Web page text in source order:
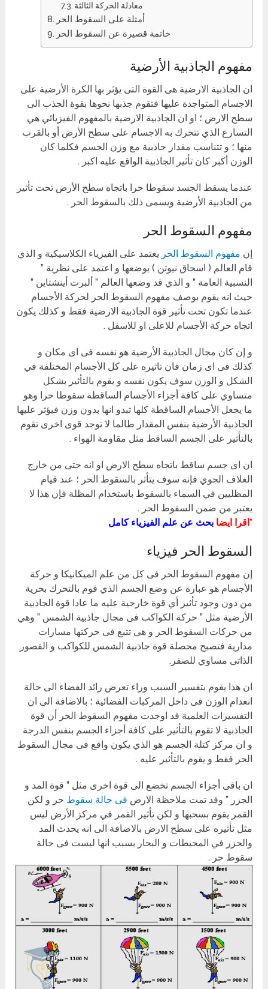
معادلة الحركة الثالثة
أمثلة على السقوط الحر
خاتمة قصيرة عن السقوط الحر
مفهوم الجاذبية الأرضية
ان الجاذبية الارضية هى القوة التى يؤثر بها الكرة الأرضية على
الاجسام المتواجدة عليها فتقوم جذبها نحوها بقوة الجذب الى
سطح الارض ؛ او ان الجاذبية الارضية بالمفهوم الفيزيائي هي
التسارع الذي تتحرك به الاجسام على سطح الأرض أو بالقرب
منها ؛ و تتناسب مقدار جاذبية مع وزن الجسم فكلما كان
الوزن أكبر كان تأثير الجاذبية الواقع عليه اكبر .
عندما يسقط الجسد سقوطا حرا باتجاه سطح الأرض تحت تأثير
من الجاذبية الأرضية ويسمى ذلك بالسقوط الحر .
مفهوم السقوط الحر
إن مفهوم السقوط الحر يعتمد على الفيزياء الكلاسيكية و الذي
قام العالم ( اسحاق نيوتن ) بوضعها و اعتمد على نظرية ”
النسبية العامة ” و الذي قد وضعها العالم ” ألبرت أينشتاين ”
حيث انه يقوم بوصف مفهوم السقوط الحر لحركة الأجسام
عندما تكون تحت تأثير قوة الجاذبية الارضية فقط و كذلك يكون
اتجاه حركة الأجسام للاعلى او للاسفل .
و إن كان مجال الجاذبية الأرضية هو نفسه فى اى مكان و
كذلك فى اى زمان فان تاثيره على كل الأجسام المختلفة في
الشكل و الوزن سوف يكون نفسه و يقوم بالتأثير بشكل
متساوي على كافة أجزاء الأجسام الساقطة سقوطا حرا وهو
ما يجعل الأجسام الساقطة كلها تبدو انها بدون وزن فيؤثر عليها
الجاذبية الأرضية بنفس المقدار طالما لا توجد قوى اخرى تقوم
بالتأثير على الجسم الساقط مثل مقاومة الهواء .
ان اى جسم ساقط باتجاه سطح الارض او انه حتى من خارج
الغلاف الجوي فإنه سوف يتأثر بالسقوط الحر ؛ عند قيام
المظليين في السماء بالسقوط باستخدام المظلة فإن هذا لا
يعتبر من ضمن السقوط الحر .
*اقرا ايضا بحث عن علم الفيزياء كامل
السقوط الحر فيزياء
إن مفهوم السقوط الحر فى كل من علم الميكانيكا و حركة
الأجسام هو عبارة عن وضع الجسم الذي قوم بالتحرك بحرية
من دون وجود تأثير أي قوة خارجية عليه ما عادا قوة الجاذبية
الأرضية مثل ” حركة الكواكب فى مجال جاذبية الشمس ” وهي
من حركات السقوط الحر و هى تتبع فى حركتها مسارات
مدارية فتصبح محصلة قوة جاذبية الشمس للكواكب و القصور
الذاتى مساوي للصفر.
ان هذا يقوم بتفسير السبب وراء تعرض رائد الفضاء الى حالة
انعدام الوزن فى داخل المركبات الفضائية ؛ بالاضافة الى ان
التفسيرات العلمية قد اوجدت مفهوم السقوط الحر أن قوة
الجاذبية لا تقوم بالتأثير على كافة أجزاء الجسم بنفس الدرجة
و ان مركز كتلة الجسم هو الذي يكون واقع فى مجال السقوط
الحر فقط و يقوم بالتأثير عليه .
ان باقى أجزاء الجسم تخضع الى قوة اخرى مثل ” قوة المد و
الجزر ” وقد تمت ملاحظة الارض فى حالة سقوط حر و لكن
القمر يقوم بسحبها و لكن تأثير القمر في مركز الأرض ليس
مثل تأثيره على سطح الارض بالاضافة الى انه يحدث المد
والجزر في المحيطات و البحار بسبب انها ليست فى حالة
سقوط حر .